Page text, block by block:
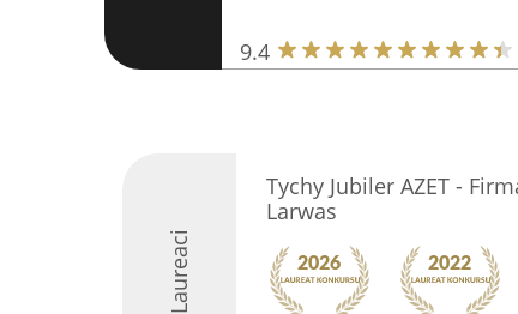
9.4
Laureaci
Tychy Jubiler AZET -
Larwas